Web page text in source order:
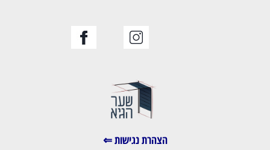
הצהרת נגישות ⇐